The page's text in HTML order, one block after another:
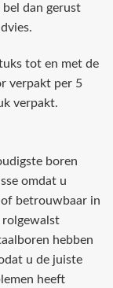
dan gerust
tot en met de
verpakt per 5
verpakt.
boren
omdat u
betrouwbaar in
rolgewalst
hebben
u de juiste
heeft